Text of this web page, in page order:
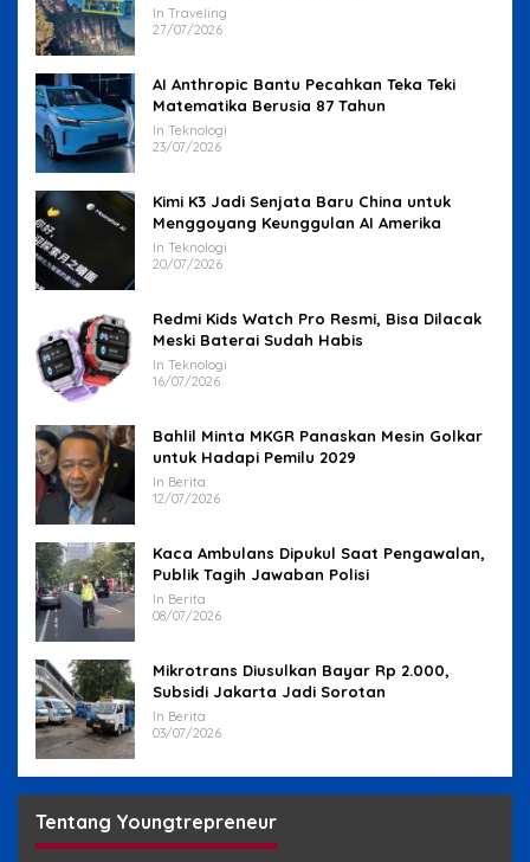
In Traveling
27/07/2026
AI Anthropic Bantu Pecahkan Teka Teki
Matematika Berusia 87 Tahun
In Teknologi
23/07/2026
Kimi K3 Jadi Senjata Baru China untuk
Menggoyang Keunggulan AI Amerika
In Teknologi
20/07/2026
Redmi Kids Watch Pro Resmi, Bisa Dilacak
Meski Baterai Sudah Habis
In Teknologi
16/07/2026
Bahlil Minta MKGR Panaskan Mesin Golkar
untuk Hadapi Pemilu 2029
In Berita
12/07/2026
Kaca Ambulans Dipukul Saat Pengawalan,
Publik Tagih Jawaban Polisi
In Berita
08/07/2026
Mikrotrans Diusulkan Bayar Rp 2.000,
Subsidi Jakarta Jadi Sorotan
In Berita
03/07/2026
Tentang Youngtrepreneur